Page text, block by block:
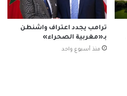
ترامب يجدد اعتراف واشنطن
بـ«مغربية الصحراء»
منذ أسبوع واحد